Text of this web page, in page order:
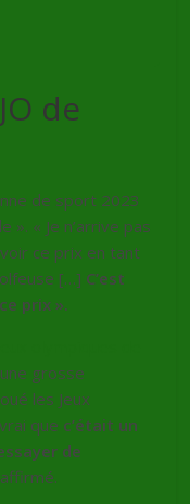
de
de sport 2023
». « Je n’arrive pas
ce prix en tant
[…] C’est
prix ».
grosse
les Jeux
que c’était un
de